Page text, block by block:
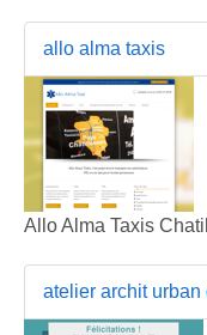
allo alma taxis
Allo Alma Taxis
atelier archit